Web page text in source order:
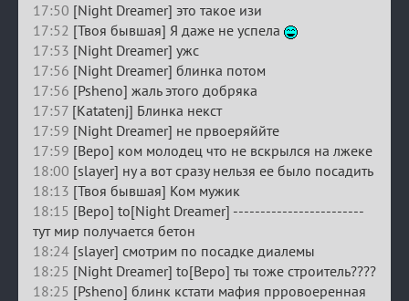
17:50 [Night Dreamer] это такое изи
17:52 [Твоя бывшая] Я даже не успела
17:53 [Night Dreamer] ужс
17:56 [Night Dreamer] блинка потом
17:56 [Psheno] жаль этого добряка
17:57 [Katatenj] Блинка некст
17:59 [Night Dreamer] не првоеряййте
17:59 [Веро] ком молодец что не вскрылся на лжеке
18:00 [slayer] ну а вот сразу нельзя ее было посадить
18:13 [Твоя бывшая] Ком мужик
18:15 [Веро] to[Night Dreamer] ------------------------
тут мир получается бетон
18:24 [slayer] смотрим по посадке диалемы
18:25 [Night Dreamer] to[Веро] ты тоже строитель????
18:25 [Psheno] блинк кстати мафия прровоеренная